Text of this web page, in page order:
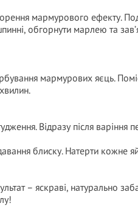
мармурового ефекту.
обгорнути марлею та
мармурових яєць.
Відразу після варіння
блиску. Натерти кожне
– яскраві, натурально